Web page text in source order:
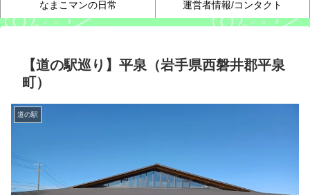
なまこマンの日常 運営者情報/コンタクト
【道の駅巡り】平泉（岩手県西磐井郡平泉
町）
道の駅